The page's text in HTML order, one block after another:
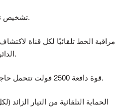
• تشخيص تلقائي شامل واختبار ذاتي.
الدائرة القصيرة وأخطاء التحميل.
• قوة دافعة 2500 فولت تتحمل حاجز العزل الضوئي/الكلفاني.